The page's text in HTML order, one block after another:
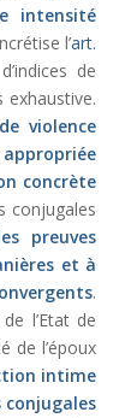
intensité
l’art.
de
exhaustive.
violence
concrète
conjugales
preuves
et à
.
l’Etat de
de l’époux
intime